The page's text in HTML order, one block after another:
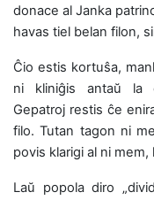
donace al Janka
havas tiel belan filon,
Ĉio estis kortuŝa,
ni kliniĝis antaŭ la
Gepatroj restis ĉe
filo. Tutan tagon ni
povis klarigi al ni
Laŭ popola diro